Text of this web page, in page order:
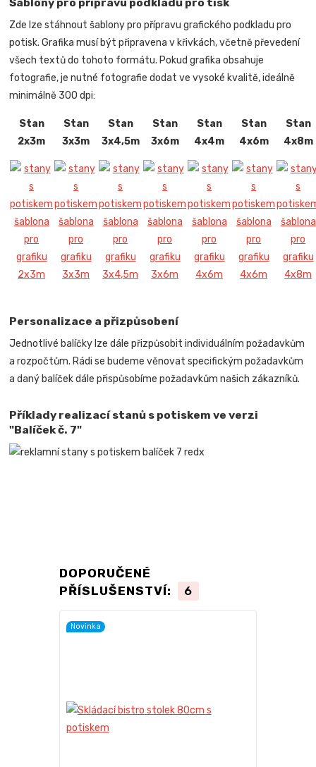
Šablony pro přípravu podkladů pro tisk
Zde lze stáhnout šablony pro přípravu grafického podkladu pro
potisk. Grafika musí být připravena v křivkách, včetně převedení
všech textů do tohoto formátu. Pokud grafika obsahuje
fotografie, je nutné fotografie dodat ve vysoké kvalitě, ideálně
minimálně 300 dpi:
Stan
2x3m
Stan
3x3m
Stan
3x4,5m
Stan
3x6m
Stan
4x4m
Stan
4x6m
Stan
4x8m
Personalizace a přizpůsobení
Jednotlivé balíčky lze dále přizpůsobit individuálním požadavkům
a rozpočtům. Rádi se budeme věnovat specifickým požadavkům
a daný balíček dále přispůsobíme požadavkům našich zákazníků.
Příklady realizací stanů s potiskem ve verzi
"Balíček č. 7"
DOPORUČENÉ
PŘÍSLUŠENSTVÍ:
6
Novinka